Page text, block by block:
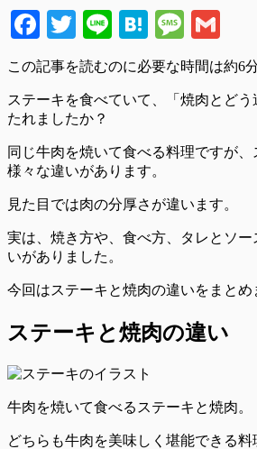
Facebook
Twitter
LineHatena
この記事を読むのに必要な時間は約6
ステーキを食べていて、「焼肉とど
たれましたか？
同じ牛肉を焼いて食べる料理ですが
様々な違いがあります。
見た目では肉の分厚さが違います。
実は、焼き方や、食べ方、タレとソ
いがありました。
今回はステーキと焼肉の違いをまとめ
ステーキと焼肉の違い
牛肉を焼いて食べるステーキと焼肉。
どちらも牛肉を美味しく堪能できる料